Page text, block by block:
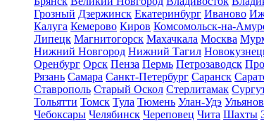
Грозный Дзержинск Екатеринбург Иваново
Калуга Кемерово Киров Комсомольск-на-
Липецк Магнитогорск Махачкала Москва
Нижний Новгород Нижний Тагил
Оренбург Орск Пенза Пермь Петрозаводск
Рязань Самара Санкт-Петербург Саранск
Ставрополь Старый Оскол Стерлитамак
Тольятти Томск Тула Тюмень Улан-Удэ
Чебоксары Челябинск Череповец Чита Шахты